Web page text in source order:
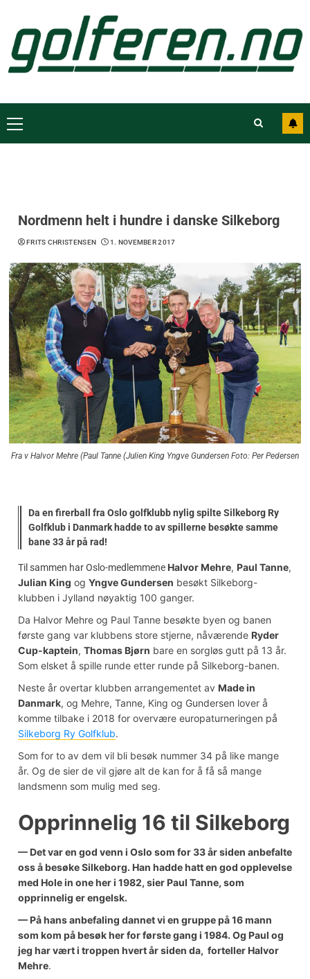
Nordmenn helt i hundre i danske Silkeborg
FRITS CHRISTENSEN 1. NOVEMBER 2017
Fra v Halvor Mehre (Paul Tanne (Julien King Yngve Gundersen Foto: Per Pedersen
Da en firerball fra Oslo golfklubb nylig spilte Silkeborg Ry
Golfklub i Danmark hadde to av spillerne besøkte samme
bane 33 år på rad!
Til sammen har Oslo-medlemmene Halvor Mehre, Paul Tanne,
Julian King og Yngve Gundersen besøkt Silkeborg-
klubben i Jylland nøyaktig 100 ganger.
Da Halvor Mehre og Paul Tanne besøkte byen og banen
første gang var klubbens store stjerne, nåværende Ryder
Cup-kaptein, Thomas Bjørn bare en sorgløs gutt på 13 år.
Som elsket å spille runde etter runde på Silkeborg-banen.
Neste år overtar klubben arrangementet av Made in
Danmark, og Mehre, Tanne, King og Gundersen lover å
komme tilbake i 2018 for overvære europaturneringen på
Silkeborg Ry Golfklub.
Som for to av dem vil bli besøk nummer 34 på like mange
år. Og de sier de vil gjøre alt de kan for å få så mange
landsmenn som mulig med seg.
Opprinnelig 16 til Silkeborg
— Det var en god venn i Oslo som for 33 år siden anbefalte
oss å besøke Silkeborg. Han hadde hatt en god opplevelse
med Hole in one her i 1982, sier Paul Tanne, som
opprinnelig er engelsk.
— På hans anbefaling dannet vi en gruppe på 16 mann
som kom på besøk her for første gang i 1984. Og Paul og
jeg har vært i troppen hvert år siden da, forteller Halvor
Mehre.